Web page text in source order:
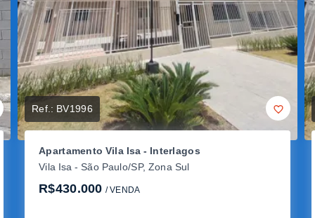
Ref.: BV1996
Apartamento Vila Isa - Interlagos
Vila Isa - São Paulo/SP, Zona Sul
R$430.000 / VENDA